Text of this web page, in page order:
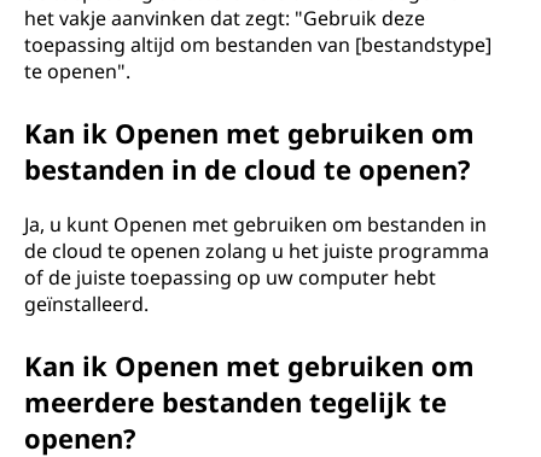
het vakje aanvinken dat zegt: "Gebruik deze
toepassing altijd om bestanden van [bestandstype]
te openen".
Kan ik Openen met gebruiken om
bestanden in de cloud te openen?
Ja, u kunt Openen met gebruiken om bestanden in
de cloud te openen zolang u het juiste programma
of de juiste toepassing op uw computer hebt
geïnstalleerd.
Kan ik Openen met gebruiken om
meerdere bestanden tegelijk te
openen?